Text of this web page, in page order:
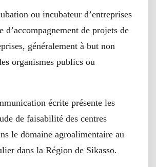
ou incubateur d’entreprises
d’accompagnement de projets de
généralement à but non
organismes publics ou
écrite présente les
de faisabilité des centres
le domaine agroalimentaire au
dans la Région de Sikasso.